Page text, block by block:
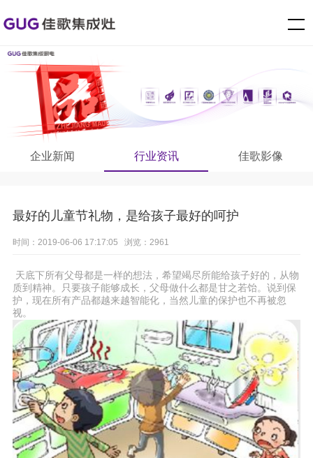
企业新闻 行业资讯 佳歌影像
最好的儿童节礼物，是给孩子最好的呵护
时间：2019-06-06 17:17:05 浏览：2961
天底下所有父母都是一样的想法，希望竭尽所能给孩子好的，从物
质到精神。只要孩子能够成长，父母做什么都是甘之若饴。说到保
护，现在所有产品都越来越智能化，当然儿童的保护也不再被忽
视。